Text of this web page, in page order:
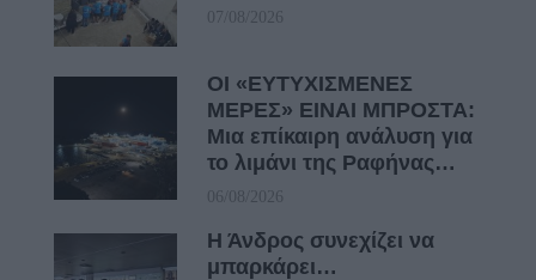
07/08/2026
ΟΙ «ΕΥΤΥΧΙΣΜΕΝΕΣ
ΜΕΡΕΣ» ΕΙΝΑΙ ΜΠΡΟΣΤΑ:
Μια επίκαιρη ανάλυση για
το λιμάνι της Ραφήνας…
06/08/2026
Η Άνδρος συνεχίζει να
μπαρκάρει…